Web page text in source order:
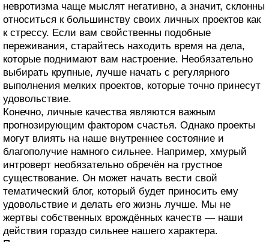
невротизма чаще мыслят негативно, а значит, склонны
относиться к большинству своих личных проектов как
к стрессу. Если вам свойственны подобные
переживания, старайтесь находить время на дела,
которые поднимают вам настроение. Необязательно
выбирать крупные, лучше начать с регулярного
выполнения мелких проектов, которые точно принесут
удовольствие.
Конечно, личные качества являются важным
прогнозирующим фактором счастья. Однако проекты
могут влиять на наше внутреннее состояние и
благополучие намного сильнее. Например, хмурый
интроверт необязательно обречён на грустное
существование. Он может начать вести свой
тематический блог, который будет приносить ему
удовольствие и делать его жизнь лучше. Мы не
жертвы собственных врождённых качеств — наши
действия гораздо сильнее нашего характера.